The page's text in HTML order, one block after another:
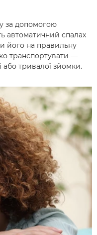
за допомогою
автоматичний спалах
його на правильну
транспортувати —
або тривалої зйомки.